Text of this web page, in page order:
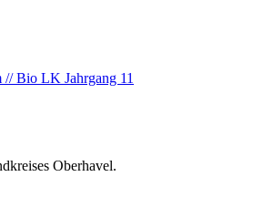
Bio LK Jahrgang 11
Oberhavel.